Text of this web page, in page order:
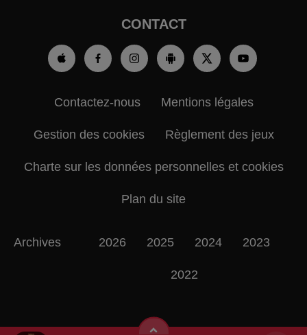
CONTACT
Contactez-nous Mentions légales
Gestion des cookies Règlement des jeux
Charte sur les données personnelles et cookies
Plan du site
Archives 2026 2025 2024 2023
2022